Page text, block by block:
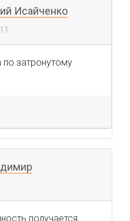
Исайченко
затронутому
получается.